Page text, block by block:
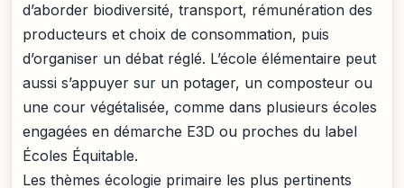
d’aborder biodiversité, transport, rémunération des
producteurs et choix de consommation, puis
d’organiser un débat réglé. L’école élémentaire peut
aussi s’appuyer sur un potager, un composteur ou
une cour végétalisée, comme dans plusieurs écoles
engagées en démarche E3D ou proches du label
Écoles Équitable.
Les thèmes écologie primaire les plus pertinents